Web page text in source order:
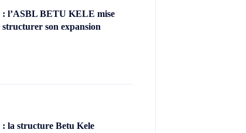
: l’ASBL BETU KELE mise
son expansion
: la structure Betu Kele